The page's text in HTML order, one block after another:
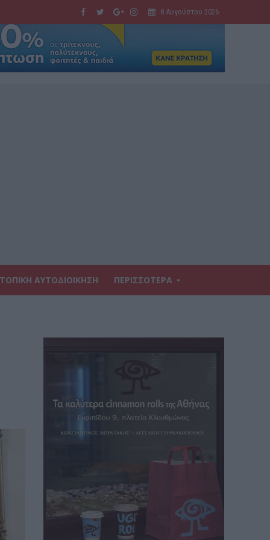
8 Αυγούστου 2026
ΑΥΤΟΔΙΟΙΚΗΣΗ ΠΕΡΙΣΣΟΤΕΡΑ